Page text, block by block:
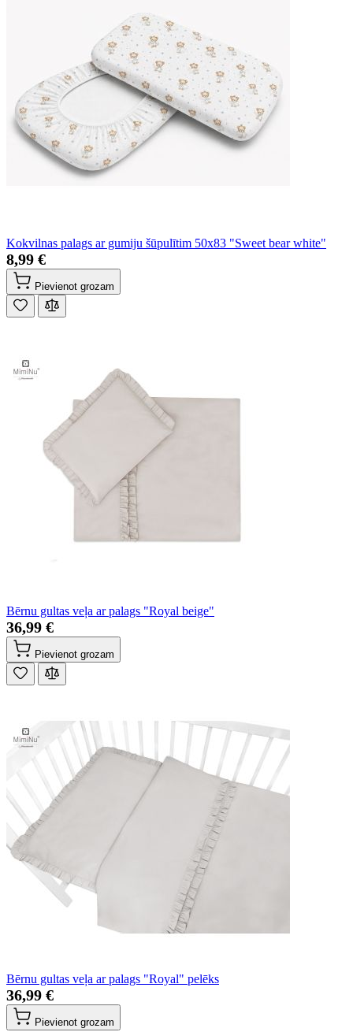
Kokvilnas palags ar gumiju šūpulītim 50x83 "Sweet bear white"
8,99 €
Pievienot grozam
Bērnu gultas veļa ar palags "Royal beige"
36,99 €
Pievienot grozam
Bērnu gultas veļa ar palags "Royal" pelēks
36,99 €
Pievienot grozam